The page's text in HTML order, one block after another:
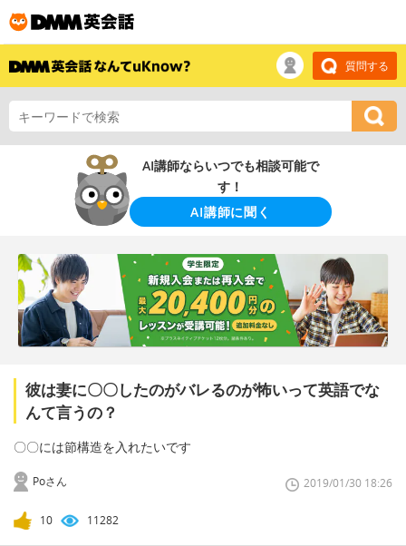
質問する
AI講師ならいつでも相談可能で
す！
AI講師に聞く
彼は妻に〇〇したのがバレるのが怖いって英語でな
んて言うの？
〇〇には節構造を入れたいです
Poさん 2019/01/30 18:26
10 11282